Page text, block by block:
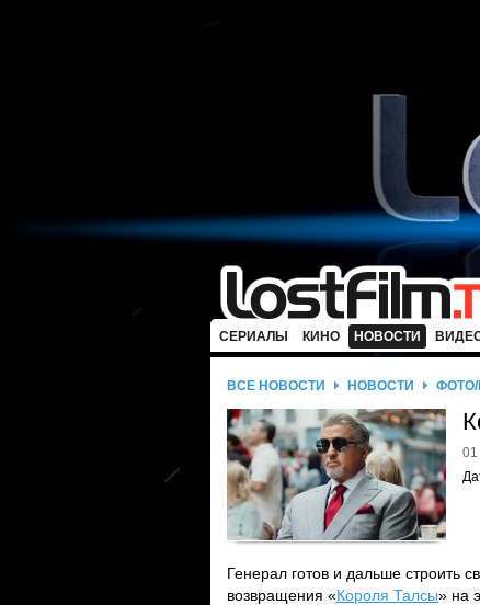
СЕРИАЛЫ КИНО НОВОСТИ
ВСЕ НОВОСТИ НОВОСТИ
01
Генерал готов и дальше строить
возвращения «Короля Талсы» на